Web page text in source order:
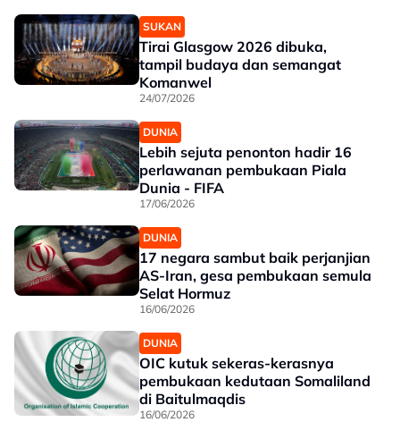
SUKAN
Tirai Glasgow 2026 dibuka,
tampil budaya dan semangat
Komanwel
24/07/2026
DUNIA
Lebih sejuta penonton hadir 16
perlawanan pembukaan Piala
Dunia - FIFA
17/06/2026
DUNIA
17 negara sambut baik perjanjian
AS-Iran, gesa pembukaan semula
Selat Hormuz
16/06/2026
DUNIA
OIC kutuk sekeras-kerasnya
pembukaan kedutaan Somaliland
di Baitulmaqdis
16/06/2026